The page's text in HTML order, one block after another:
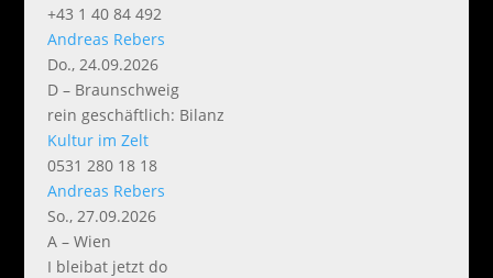
+43 1 40 84 492
Andreas Rebers
Do., 24.09.2026
D – Braunschweig
rein geschäftlich: Bilanz
Kultur im Zelt
0531 280 18 18
Andreas Rebers
So., 27.09.2026
A – Wien
I bleibat jetzt do